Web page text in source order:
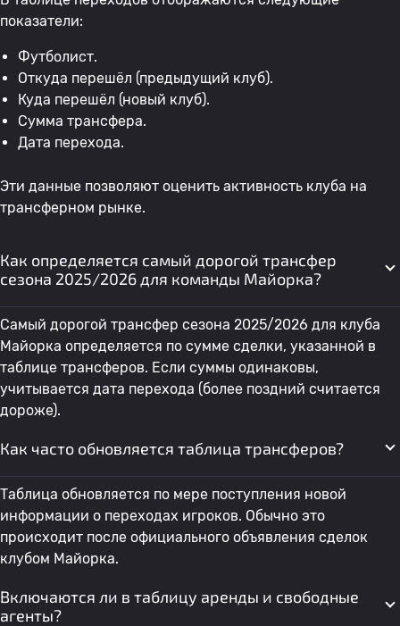
показатели:
Футболист.
Откуда перешёл (предыдущий клуб).
Куда перешёл (новый клуб).
Сумма трансфера.
Дата перехода.
Эти данные позволяют оценить активность клуба на
трансферном рынке.
Как определяется самый дорогой трансфер
сезона 2025/2026 для команды Майорка?
Самый дорогой трансфер сезона 2025/2026 для клуба
Майорка определяется по сумме сделки, указанной в
таблице трансферов. Если суммы одинаковы,
учитывается дата перехода (более поздний считается
дороже).
Как часто обновляется таблица трансферов?
Таблица обновляется по мере поступления новой
информации о переходах игроков. Обычно это
происходит после официального объявления сделок
клубом Майорка.
Включаются ли в таблицу аренды и свободные
агенты?